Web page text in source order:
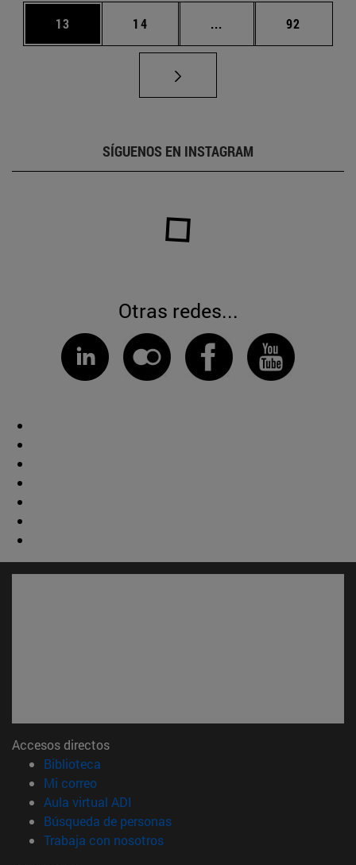
Página
13 Página
14 ... Páginas intermedias
Página
92
SÍGUENOS EN INSTAGRAM
Otras redes...
Accesos directos
Biblioteca
Mi correo(abre en nueva ventana)
Aula virtual ADI
Búsqueda de personas(abre en nueva ventana)
Trabaja con nosotros(abre en nueva ventana)